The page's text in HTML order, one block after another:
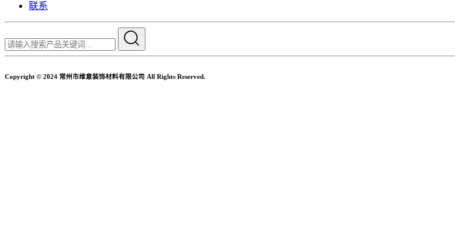
联系
Copyright © 2024 常州市维意装饰材料有限公司 All Rights Reserved.